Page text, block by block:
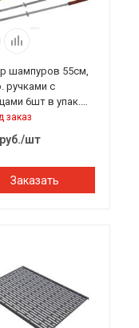
шампуров 55см,
ручками с
6шт в упак.
Актив
заказ
/шт
Заказать